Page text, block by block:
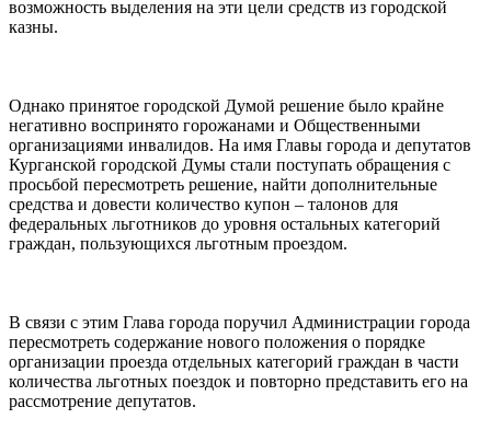
возможность выделения на эти цели средств из городской
казны.
Однако принятое городской Думой решение было крайне
негативно воспринято горожанами и Общественными
организациями инвалидов. На имя Главы города и депутатов
Курганской городской Думы стали поступать обращения с
просьбой пересмотреть решение, найти дополнительные
средства и довести количество купон – талонов для
федеральных льготников до уровня остальных категорий
граждан, пользующихся льготным проездом.
В связи с этим Глава города поручил Администрации города
пересмотреть содержание нового положения о порядке
организации проезда отдельных категорий граждан в части
количества льготных поездок и повторно представить его на
рассмотрение депутатов.